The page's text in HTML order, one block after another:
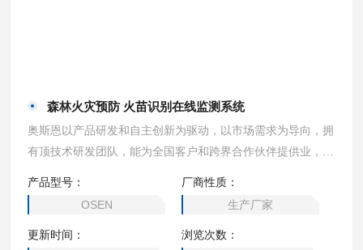
森林火灾预防 火苗识别在线监测系统
奥斯恩以产品研发和自主创新为驱动，以市场需求为导向，拥
有顶技术研发团队，能为全国客户和跨界合作伙伴提供业，有
系统
产品型号：
OSEN
厂商性质：
生产厂家
更新时间：
浏览次数：